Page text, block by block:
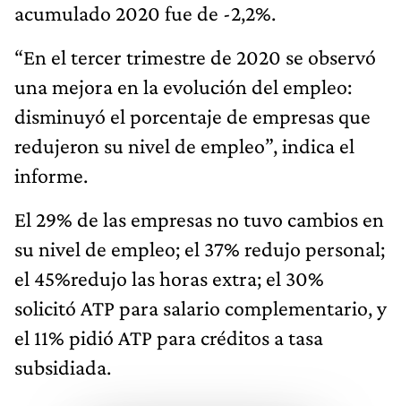
acumulado 2020 fue de -2,2%.
“En el tercer trimestre de 2020 se observó
una mejora en la evolución del empleo:
disminuyó el porcentaje de empresas que
redujeron su nivel de empleo”, indica el
informe.
El 29% de las empresas no tuvo cambios en
su nivel de empleo; el 37% redujo personal;
el 45%redujo las horas extra; el 30%
solicitó ATP para salario complementario, y
el 11% pidió ATP para créditos a tasa
subsidiada.